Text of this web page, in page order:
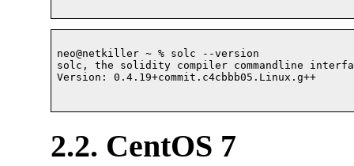
neo@netkiller ~ % solc --version
solc, the solidity compiler commandline
Version: 0.4.19+commit.c4cbbb05.Linux.g++
2.2. CentOS 7